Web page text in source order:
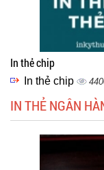
In thẻ chip
In thẻ chip
IN THẺ NGÂN